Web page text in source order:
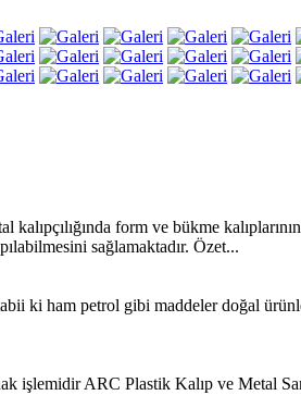
form ve bükme
sağlamaktadır. Özet...
ki ham petrol gibi maddeler doğal
işlemidir ARC Plastik Kalıp ve Metal